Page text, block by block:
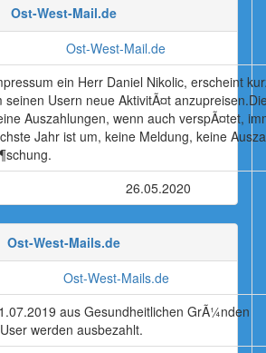
Ost-West-Mail.de
ein Herr Daniel Nikolic, erscheint
seinen Usern neue AktivitÃ¤t
Auszahlungen, wenn auch verspÃ¤tet,
Jahr ist um, keine Meldung, keine
26.05.2020
Ost-West-Mails.de
aus Gesundheitlichen GrÃ¼nden
werden ausbezahlt.